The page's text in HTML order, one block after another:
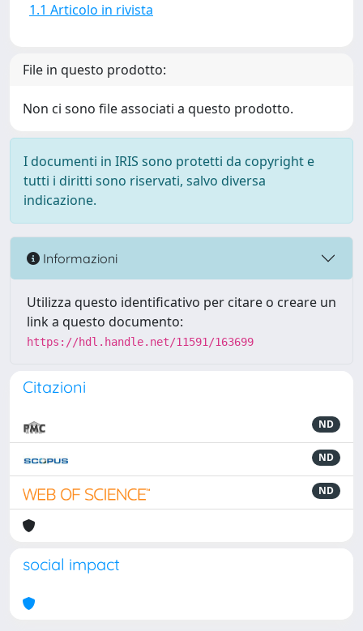
1.1 Articolo in rivista
File in questo prodotto:
Non ci sono file associati a questo prodotto.
I documenti in IRIS sono protetti da copyright e
tutti i diritti sono riservati, salvo diversa
indicazione.
Informazioni
Utilizza questo identificativo per citare o creare un
link a questo documento:
https://hdl.handle.net/11591/163699
Citazioni
ND
ND
ND
social impact